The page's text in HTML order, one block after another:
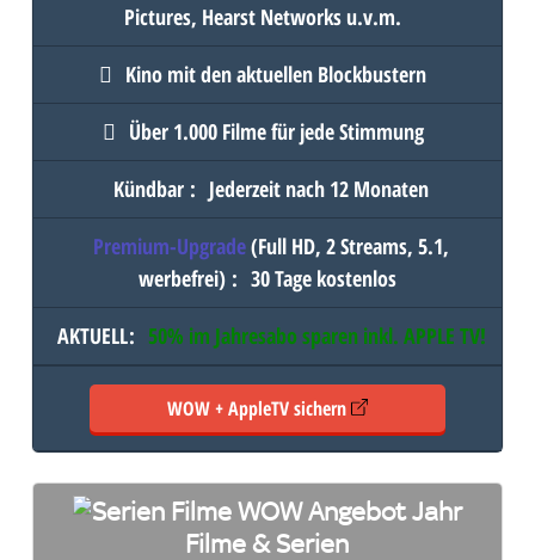
Pictures, Hearst Networks u.v.m.
Kino mit den aktuellen Blockbustern
Über 1.000 Filme für jede Stimmung
Kündbar : Jederzeit nach 12 Monaten
Premium-Upgrade(Full HD, 2 Streams, 5.1,
werbefrei) : 30 Tage kostenlos
AKTUELL: 50% im Jahresabo sparen inkl. APPLE TV!
WOW + AppleTV sichern
Filme & Serien